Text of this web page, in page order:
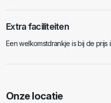
Extra faciliteiten
Een welkomstdrankje is bij de
Onze locatie